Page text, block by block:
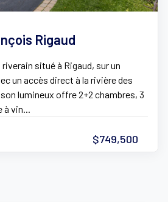
Rigaud
situé à Rigaud, sur un
un accès direct à la rivière des
lumineux offre 2+2 chambres, 3
à vin...
$749,500